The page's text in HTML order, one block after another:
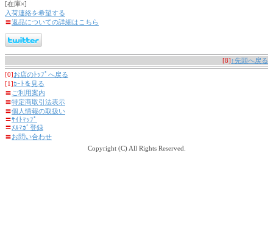
[在庫×]
入荷連絡を希望する
〓返品についての詳細はこちら
[8] ↑先頭へ戻る
[0] お店のﾄｯﾌﾟへ戻る
[1]ｶｰﾄを見る
〓 ご利用案内
〓特定商取引法表示
〓個人情報の取扱い
〓ｻｲﾄﾏｯﾌﾟ
〓ﾒﾙﾏｶﾞ登録
〓お問い合わせ
Copyright (C) All Rights Reserved.